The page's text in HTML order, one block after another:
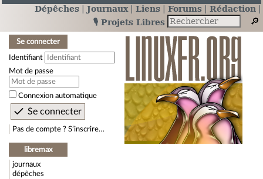
Dépêches Journaux Liens Forums
Rédaction
🎙️ Projets Libres
Se connecter
Identifiant
Mot de passe
Connexion automatique
Pas de compte ? S’inscrire…
libremax
journaux
dépêches